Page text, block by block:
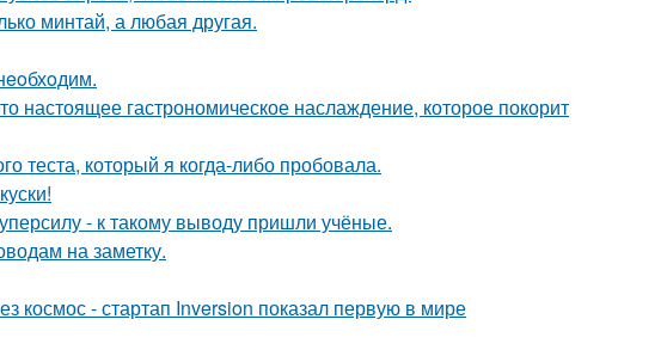
минтай, а любая другая.
настоящее гастрономическое наслаждение, которое покорит
теста, который я когда-либо пробовала.
- к такому выводу пришли учёные.
на заметку.
космос - стартап Inversion показал первую в мире